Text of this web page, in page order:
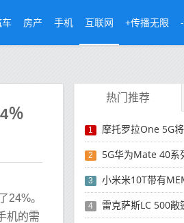
房产 手机 互联网 +传播无限
％
24%。
机的需
热门推荐
1 摩托罗拉One 5G
2 5G华为Mate 40系
3 小米米10T带有
4 雷克萨斯LC 500